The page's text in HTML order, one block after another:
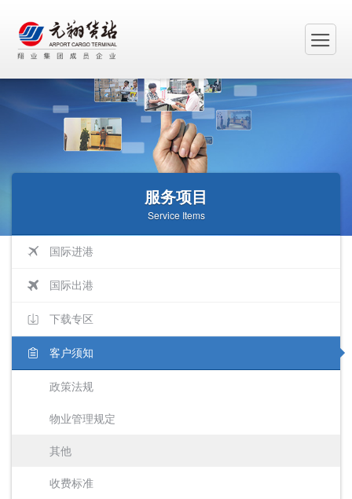
服务项目
Service Items
国际进港
国际出港
下载专区
客户须知
政策法规
物业管理规定
其他
收费标准